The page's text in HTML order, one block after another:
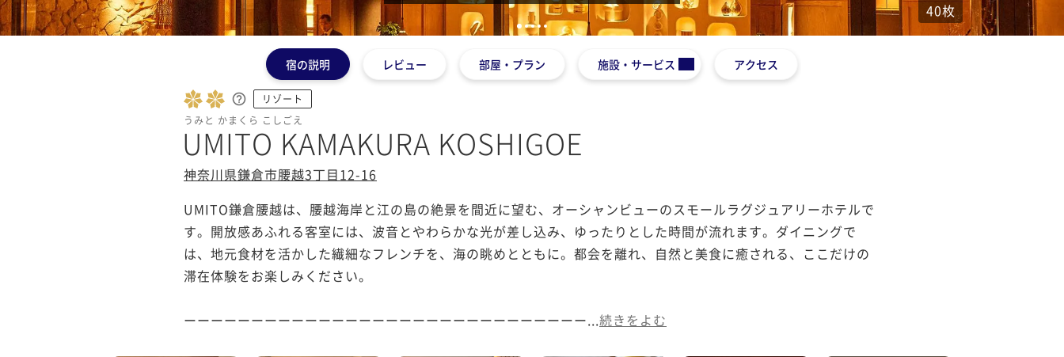
40枚
1 234 5
宿の説明 レビュー 部屋・プラン 施設・サービス アクセス
リゾート
うみと かまくら こしごえ
UMITO KAMAKURA KOSHIGOE
神奈川県鎌倉市腰越3丁目12-16
UMITO鎌倉腰越は、腰越海岸と江の島の絶景を間近に望む、オーシャンビューのスモールラグジュアリーホテルで
す。開放感あふれる客室には、波音とやわらかな光が差し込み、ゆったりとした時間が流れます。ダイニングで
は、地元食材を活かした繊細なフレンチを、海の眺めとともに。都会を離れ、自然と美食に癒される、ここだけの
滞在体験をお楽しみください。
ーーーーーーーーーーーーーーーーーーーーーーーーーーーーーー...続きをよむ